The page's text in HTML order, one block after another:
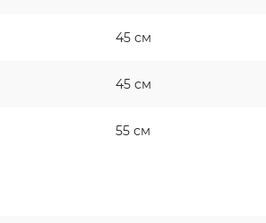
45 см
45 см
55 см